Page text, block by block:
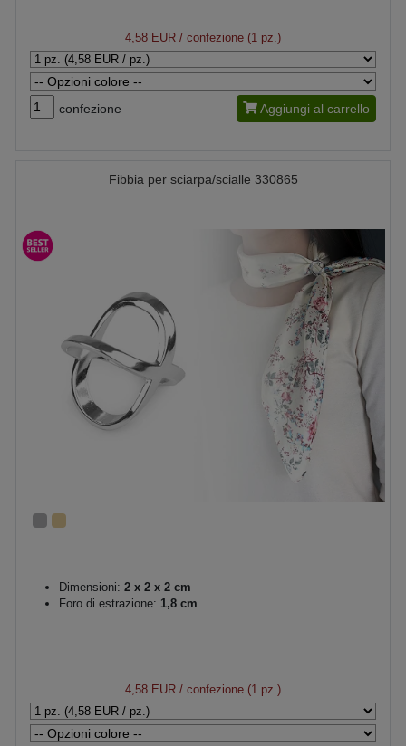
4,58 EUR / confezione (1 pz.)
confezione Aggiungi al carrello
Fibbia per sciarpa/scialle 330865
Dimensioni: 2 x 2 x 2 cm
Foro di estrazione: 1,8 cm
4,58 EUR / confezione (1 pz.)